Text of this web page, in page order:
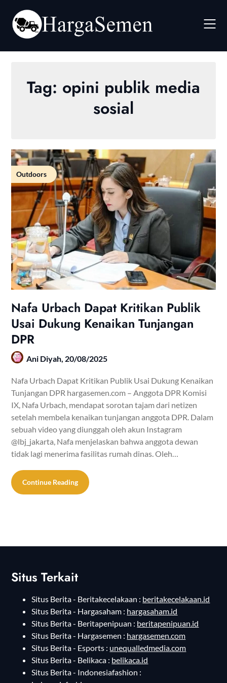
content
Tag: opini publik media
sosial
Outdoors
Nafa Urbach Dapat Kritikan Publik
Usai Dukung Kenaikan Tunjangan
DPR
Ani Diyah, 20/08/2025
Nafa Urbach Dapat Kritikan Publik Usai Dukung Kenaikan
Tunjangan DPR hargasemen.com – Anggota DPR Komisi
IX, Nafa Urbach, mendapat sorotan tajam dari netizen
setelah membela kenaikan tunjangan anggota DPR. Dalam
sebuah video yang diunggah oleh akun Instagram
@lbj_jakarta, Nafa menjelaskan bahwa anggota dewan
tidak lagi menerima fasilitas rumah dinas. Oleh…
Continue Reading
Situs Terkait
Situs Berita - Beritakecelakaan : beritakecelakaan.id
Situs Berita - Hargasaham : hargasaham.id
Situs Berita - Beritapenipuan : beritapenipuan.id
Situs Berita - Hargasemen : hargasemen.com
Situs Berita - Esports : unequalledmedia.com
Situs Berita - Belikaca : belikaca.id
Situs Berita - Indonesiafashion :